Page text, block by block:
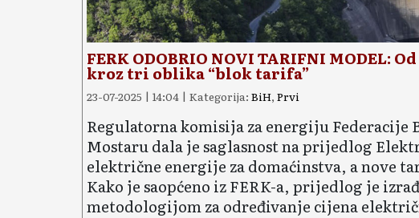
FERK ODOBRIO NOVI TARIFNI MODEL:
kroz tri oblika “blok tarifa”
23-07-2025 | 14:04 | Kategorija: BiH, Prvi
Regulatorna komisija za energiju Federacije
Mostaru dala je saglasnost na prijedlog
električne energije za domaćinstva, a nove
Kako je saopćeno iz FERK-a, prijedlog je
metodologijom za određivanje cijena